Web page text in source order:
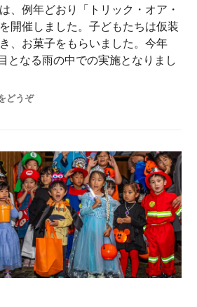
、例年どおり「トリック・オア・
開催しました。子どもたちは仮装
、お菓子をもらいました。今年
となる雨の中での実施となりまし
ハロウイーン：トリック・オア・ト
どうぞ